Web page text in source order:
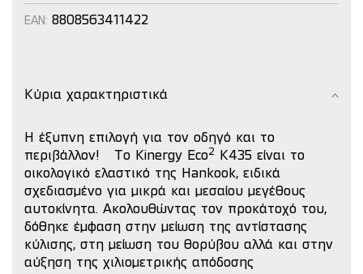
EAN: 8808563411422
Κύρια χαρακτηριστικά
Η έξυπνη επιλογή για τον οδηγό και το
περιβάλλον!
Το Kinergy Eco2
K435 είναι το
οικολογικό ελαστικό της Hankook, ειδικά
σχεδιασμένο για μικρά και μεσαίου μεγέθους
αυτοκίνητα. Ακολουθώντας τον προκάτοχό του,
δόθηκε έμφαση στην μείωση της αντίστασης
κύλισης, στη μείωση του θορύβου αλλά και στην
αύξηση της χιλιομετρικής απόδοσης